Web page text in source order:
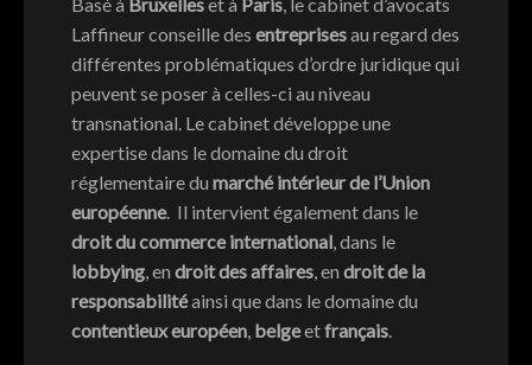
Laffineur conseille des entreprisesau regard des
différentes problématiques d’ordre juridique qui
peuvent se poser à celles-ci au niveau
transnational. Le cabinet développe une
expertise dans le domaine du droit
réglementaire du marché intérieur de l’Union
européenne. Il intervient également dans le
droit du commerce international, dans le
lobbying, en droit des affaires, en droit de la
responsabilitéainsi que dans le domaine du
contentieux européen, belgeetfrançais.